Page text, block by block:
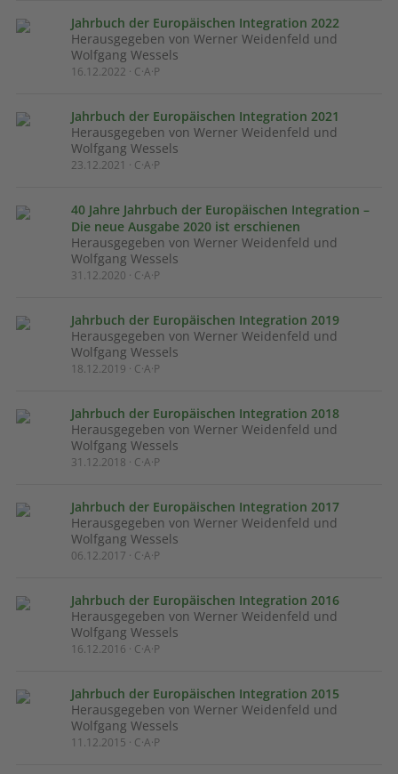
Jahrbuch der Europäischen Integration 2022
Herausgegeben von Werner Weidenfeld und
Wolfgang Wessels
16.12.2022 · C·A·P
Jahrbuch der Europäischen Integration 2021
Herausgegeben von Werner Weidenfeld und
Wolfgang Wessels
23.12.2021 · C·A·P
40 Jahre Jahrbuch der Europäischen Integration –
Die neue Ausgabe 2020 ist erschienen
Herausgegeben von Werner Weidenfeld und
Wolfgang Wessels
31.12.2020 · C·A·P
Jahrbuch der Europäischen Integration 2019
Herausgegeben von Werner Weidenfeld und
Wolfgang Wessels
18.12.2019 · C·A·P
Jahrbuch der Europäischen Integration 2018
Herausgegeben von Werner Weidenfeld und
Wolfgang Wessels
31.12.2018 · C·A·P
Jahrbuch der Europäischen Integration 2017
Herausgegeben von Werner Weidenfeld und
Wolfgang Wessels
06.12.2017 · C·A·P
Jahrbuch der Europäischen Integration 2016
Herausgegeben von Werner Weidenfeld und
Wolfgang Wessels
16.12.2016 · C·A·P
Jahrbuch der Europäischen Integration 2015
Herausgegeben von Werner Weidenfeld und
Wolfgang Wessels
11.12.2015 · C·A·P